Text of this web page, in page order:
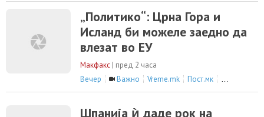
„Политико“: Црна Гора и
Исланд би можеле заедно да
влезат во ЕУ
Макфакс | пред 2 часа
Вечер
Важно Vreme.mk Пост.мк сите 9 вести
Шпанија ѝ даде рок на